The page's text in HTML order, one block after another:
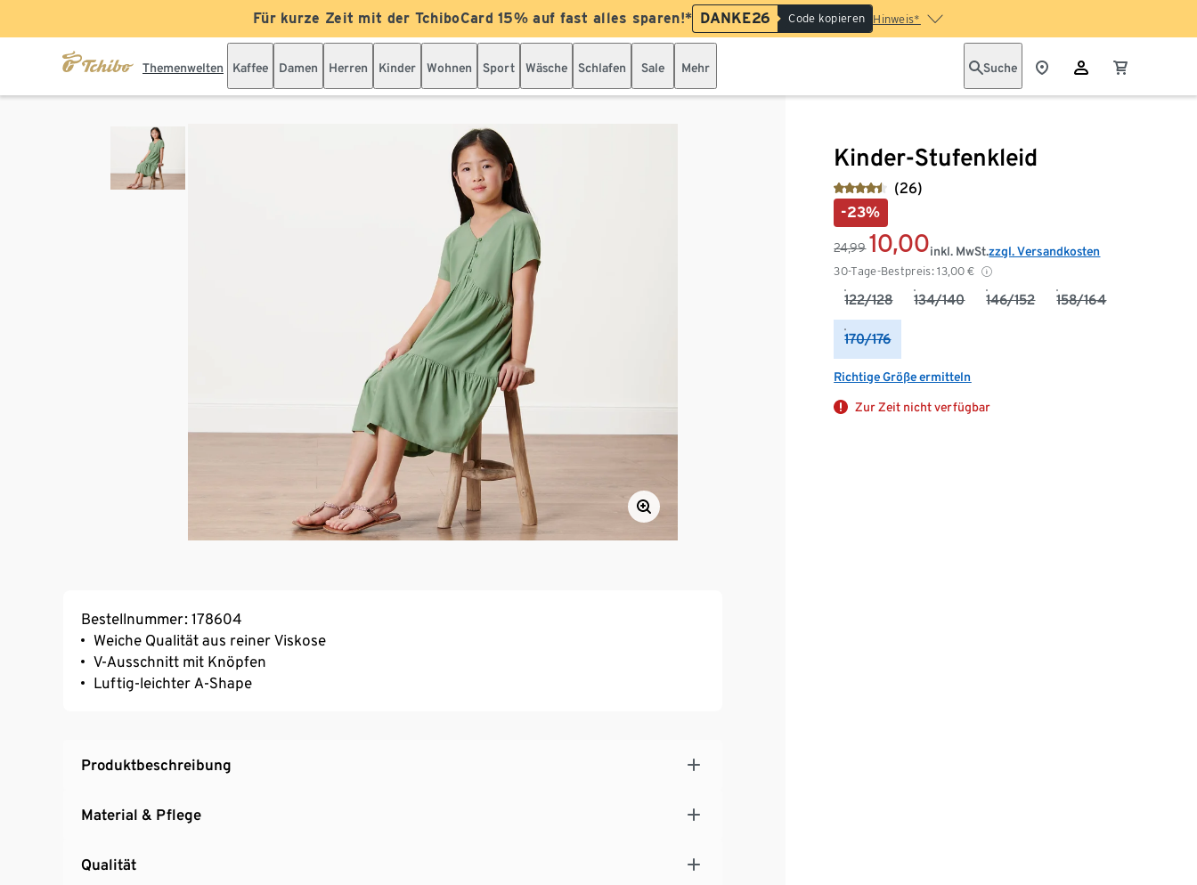
Für kurze Zeit mit der TchiboCard 15% auf fast alles sparen!* DANKE26 Code kopieren Hinweis*
Themenwelten Kaffee Damen Herren Kinder Wohnen Sport Wäsche Schlafen Sale Mehr Suche
Kinder-Stufenkleid
(26)
-23%
24,99 10,00
30-Tage-Bestpreis: 13,00 €
inkl. MwSt.zzgl. Versandkosten
122/128 134/140 146/152 158/164
170/176
Richtige Größe ermitteln
Zur Zeit nicht verfügbar
Bestellnummer: 178604
Weiche Qualität aus reiner Viskose
V-Ausschnitt mit Knöpfen
Luftig-leichter A-Shape
Produktbeschreibung
Material & Pflege
Qualität